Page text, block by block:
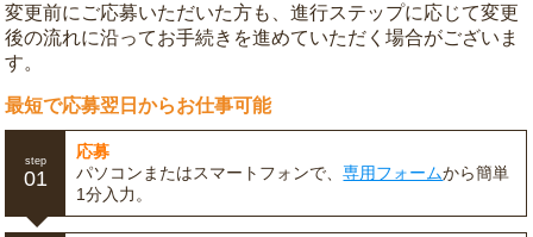
変更前にご応募いただいた方も、進行ステップに応じて変更
後の流れに沿ってお手続きを進めていただく場合がございま
す。
最短で応募翌日からお仕事可能
step
01
応募
パソコンまたはスマートフォンで、専用フォームから簡単
1分入力。